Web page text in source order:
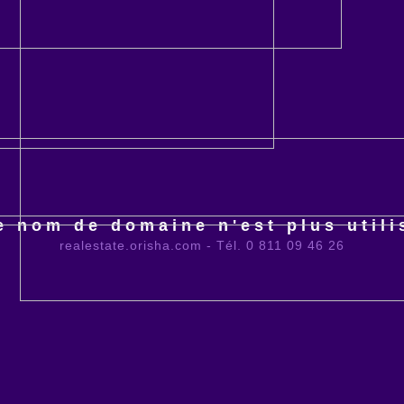
nom de domaine n'est plus
realestate.orisha.com - Tél. 0 811 09 46 26